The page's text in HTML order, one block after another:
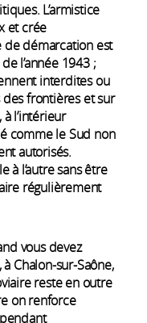
L’armistice
et crée
de démarcation est
l’année 1943 ;
interdites ou
des frontières et sur
l’intérieur
comme le Sud non
autorisés.
à l’autre sans être
régulièrement
vous devez
Chalon-sur-Saône,
reste en outre
on renforce